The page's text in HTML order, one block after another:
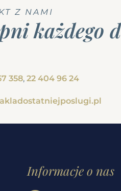
Z NAMI
każdego
358, 22 404 96 24
Informacje o nas